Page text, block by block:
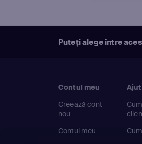
Puteți alege între
Contul meu
Creează cont
nou
Contul meu